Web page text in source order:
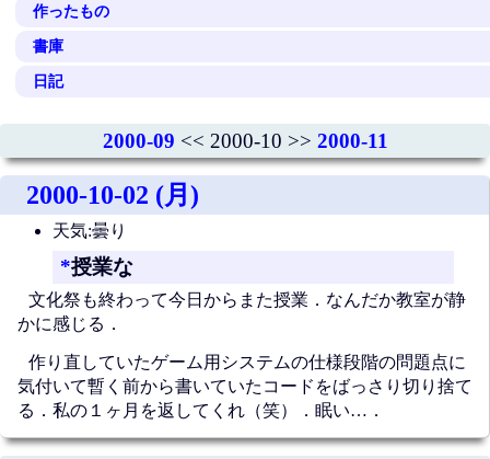
作ったもの
書庫
日記
2000-09 << 2000-10 >> 2000-11
2000-10-02 (月)
天気:曇り
*授業な
文化祭も終わって今日からまた授業．なんだか教室が静
かに感じる．
作り直していたゲーム用システムの仕様段階の問題点に
気付いて暫く前から書いていたコードをばっさり切り捨て
る．私の１ヶ月を返してくれ（笑）．眠い…．